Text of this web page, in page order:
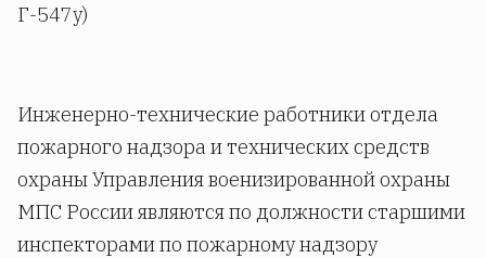
Г-547у)
Инженерно-технические работники отдела
пожарного надзора и технических средств
охраны Управления военизированной охраны
МПС России являются по должности старшими
инспекторами по пожарному надзору